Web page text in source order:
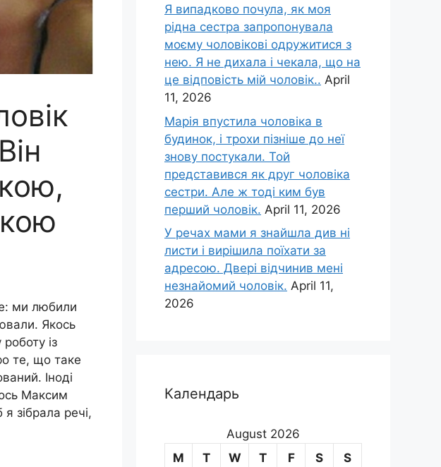
ми любили
Якось
із
те, що таке
Іноді
Максим
зібрала речі,
Я випадково почула, як моя
рідна сестра запропонувала
моєму чоловікові одружитися з
нею. Я не дихала і чекала, що на
це відповість мій чоловік.. April
11, 2026
Марія впустила чоловіка в
будинок, і трохи пізніше до неї
знову постукали. Той
представився як друг чоловіка
сестри. Але ж тоді ким був
перший чоловік. April 11, 2026
У речах мами я знайшла див ні
листи і вирішила поїхати за
адресою. Двері відчинив мені
незнайомий чоловік. April 11,
2026
Календарь
August 2026
M
T W T F S S